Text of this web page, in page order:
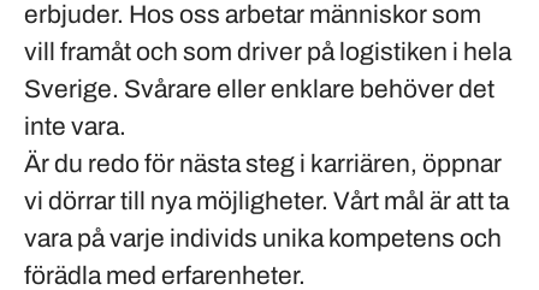
erbjuder. Hos oss arbetar människor som
vill framåt och som driver på logistiken i hela
Sverige. Svårare eller enklare behöver det
inte vara.
Är du redo för nästa steg i karriären, öppnar
vi dörrar till nya möjligheter. Vårt mål är att ta
vara på varje individs unika kompetens och
förädla med erfarenheter.